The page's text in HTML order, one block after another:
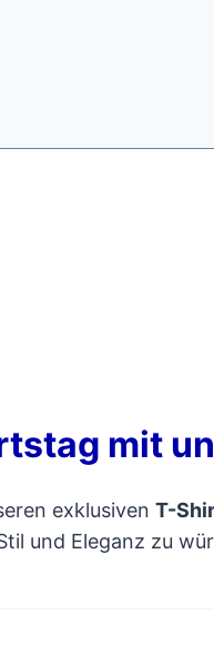
mit
exklusiven T-
und Eleganz zu